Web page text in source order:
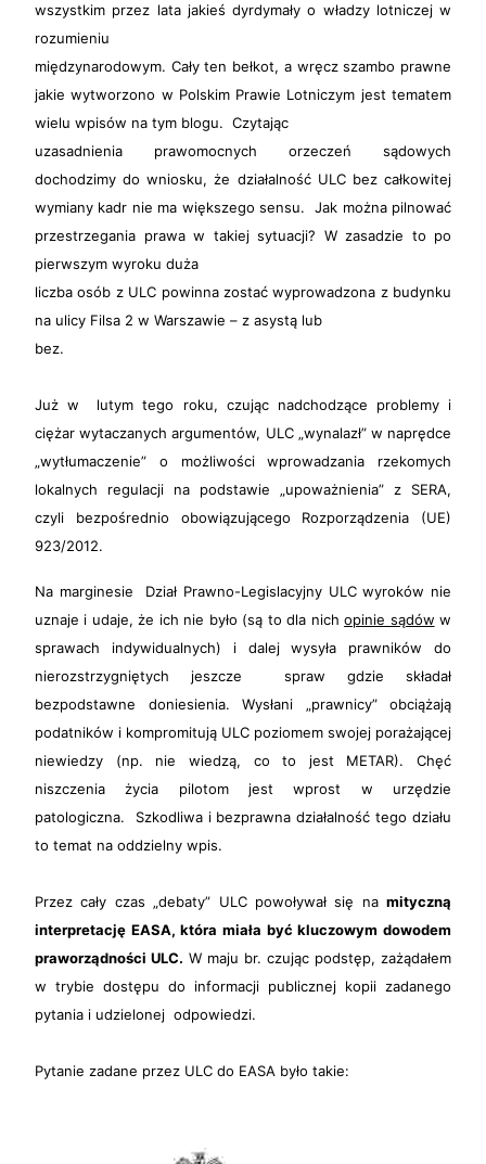
wszystkim przez lata jakieś dyrdymały o władzy lotniczej w
rozumieniu
międzynarodowym. Cały ten bełkot, a wręcz szambo prawne
jakie wytworzono w Polskim Prawie Lotniczym jest tematem
wielu wpisów na tym blogu. Czytając
uzasadnienia prawomocnych orzeczeń sądowych
dochodzimy do wniosku, że działalność ULC bez całkowitej
wymiany kadr nie ma większego sensu. Jak można pilnować
przestrzegania prawa w takiej sytuacji? W zasadzie to po
pierwszym wyroku duża
liczba osób z ULC powinna zostać wyprowadzona z budynku
na ulicy Filsa 2 w Warszawie – z asystą lub
bez.
Już w lutym tego roku, czując nadchodzące problemy i
ciężar wytaczanych argumentów, ULC „wynalazł” w naprędce
„wytłumaczenie” o możliwości wprowadzania rzekomych
lokalnych regulacji na podstawie „upoważnienia” z SERA,
czyli bezpośrednio obowiązującego Rozporządzenia (UE)
923/2012.
Na marginesie Dział Prawno-Legislacyjny ULC wyroków nie
uznaje i udaje, że ich nie było (są to dla nichopinie sądów w
sprawach indywidualnych) i dalej wysyła prawników do
nierozstrzygniętych jeszcze spraw gdzie składał
bezpodstawne doniesienia. Wysłani „prawnicy” obciążają
podatników i kompromitują ULC poziomem swojej porażającej
niewiedzy (np. nie wiedzą, co to jest METAR). Chęć
niszczenia życia pilotom jest wprost w urzędzie
patologiczna. Szkodliwa i bezprawna działalność tego działu
to temat na oddzielny wpis.
Przez cały czas „debaty” ULC powoływał się na mityczną
interpretację EASA, która miała być kluczowym dowodem
praworządności ULC. W maju br. czując podstęp, zażądałem
w trybie dostępu do informacji publicznej kopii zadanego
pytania i udzielonej odpowiedzi.
Pytanie zadane przez ULC do EASA było takie: